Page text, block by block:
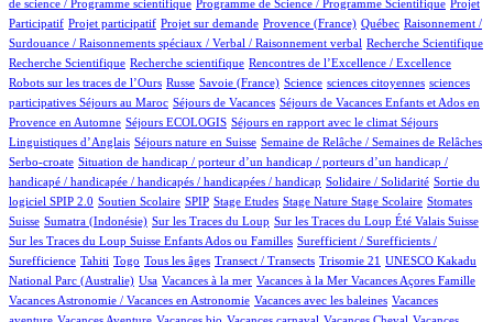
de science / Programme scientifique Programme de Science / Programme Scientifique Projet
Participatif
1/618 Projet participatif
15/618 Projet sur demande
40/618 Provence (France)
3/618 Québec
1/618
Raisonnement /
Surdouance / Raisonnements spéciaux / Verbal / Raisonnement verbal
1/618 Recherche Scientifique
1/618
Recherche Scientifique
1/618 Recherche scientifique
1/618 Rencontres de l’Excellence / Excellence
3/618
Robots sur les traces de l’Ours
47/618 Russe
3/618 Savoie (France)
2/618 Science
1/618 sciences citoyennes
1/618
sciences
participatives
1/618 Séjours au Maroc
46/618 Séjours de Vacances
31/618
Séjours de Vacances Enfants et Ados en
Provence en Automne
5/618 Séjours ECOLOGIS
12/618 Séjours en rapport avec le climat
79/618
Séjours
Linguistiques d’Anglais
8/618 Séjours nature en Suisse
46/618 Semaine de Relâche / Semaines de Relâches
5/618
Serbo-croate
1/618
Situation de handicap / porteur d’un handicap / porteurs d’un handicap /
handicapé / handicapée / handicapés / handicapées / handicap
2/618 Solidaire / Solidarité
3/618
Sortie du
logiciel SPIP 2.0
26/618 Soutien Scolaire
3/618 SPIP
1/618 Stage Etudes
1/618 Stage Nature
2/618 Stage Scolaire
1/618 Stomates
90/618
Suisse
11/618Sumatra (Indonésie)
2/618 Sur les Traces du Loup
4/618 Sur les Traces du Loup Été Valais Suisse
3/618
Sur les Traces du Loup Suisse Enfants Ados ou Familles
1/618
Surefficient / Surefficients /
Surefficience
11/618 Tahiti
6/618 Togo
11/618 Tous les âges
46/618 Transect / Transects
1/618 Trisomie 21
1/618
UNESCO Kakadu
National Parc (Australie)
6/618 Usa
1/618 Vacances à la mer
1/618 Vacances à la Mer
1/618 Vacances Açores Famille
16/618
Vacances Astronomie / Vacances en Astronomie
1/618 Vacances avec les baleines
1/618
Vacances
aventure
2/618 Vacances Aventure
1/618 Vacances bio
1/618 Vacances carnaval
52/618 Vacances Cheval
1/618
Vacances